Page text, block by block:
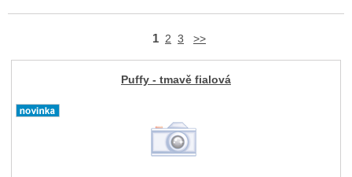
1 2 3 >>
Puffy - tmavě fialová